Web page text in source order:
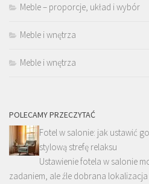
Meble – proporcje, układ i wybór
Meble i wnętrza
Meble i wnętrza
POLECAMY PRZECZYTAĆ
Fotel w salonie: jak ustawić
stylową strefę relaksu
Ustawienie fotela w salonie
zadaniem, ale źle dobrana